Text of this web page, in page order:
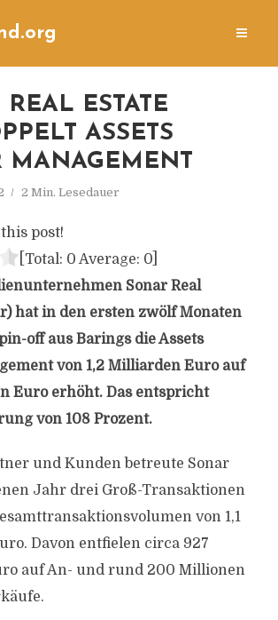
ESTATE
ASSETS
MANAGEMENT
2 Min. Lesedauer
post!
[Total: 0 Average: 0]
Sonar Real
hat in den ersten zwölf Monaten
off aus Barings die Assets
von 1,2 Milliarden Euro auf
Euro erhöht. Das entspricht
von 108 Prozent.
und Kunden betreute Sonar
Jahr drei Groß-Transaktionen
von 1,1
Davon entfielen circa 927
auf An- und rund 200 Millionen